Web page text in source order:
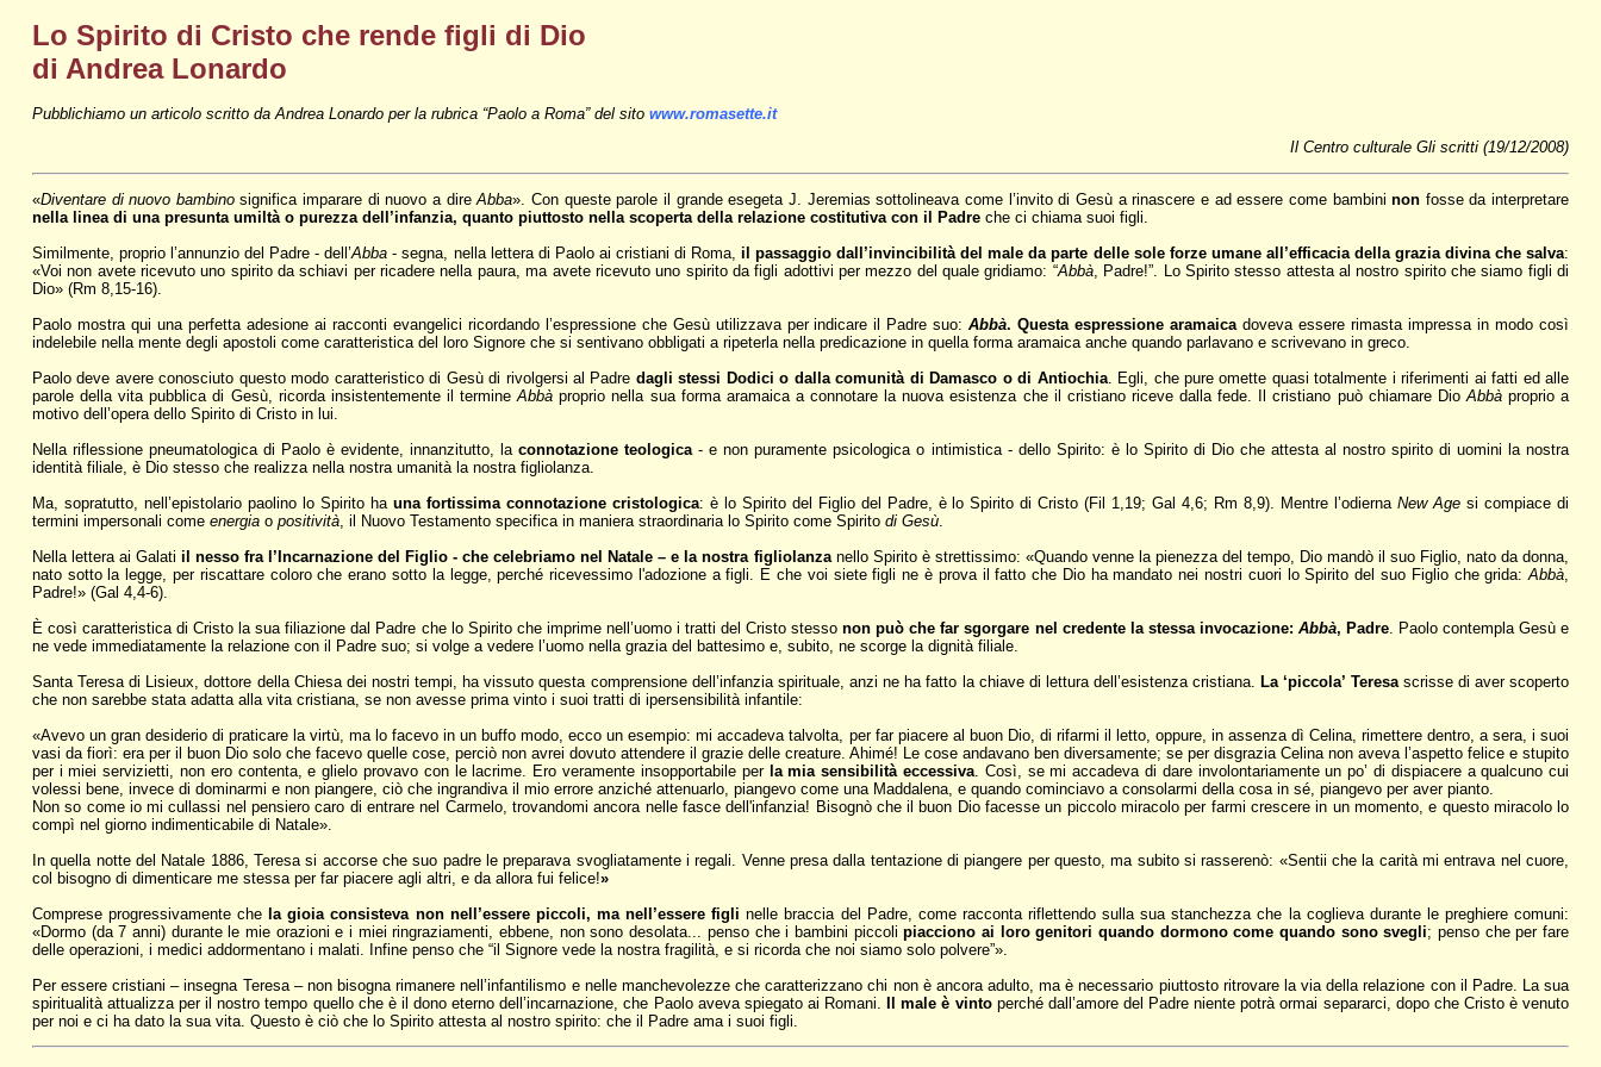
Lo Spirito di Cristo che rende figli di Dio
di Andrea Lonardo
Pubblichiamo un articolo scritto da Andrea Lonardo per la rubrica “Paolo a Roma” del sito www.romasette.it
Il Centro culturale Gli scritti (19/12/2008)
«Diventare di nuovo bambinosignifica imparare di nuovo a direAbba». Con queste parole il grande esegeta J. Jeremias sottolineava come l’invito di Gesù a rinascere e ad essere come bambininon fosse da interpretare
nella linea di una presunta umiltà o purezza dell’infanzia, quanto piuttosto nella scoperta della relazione costitutiva con il Padreche ci chiama suoi figli.
Similmente, proprio l’annunzio del Padre - dell’Abba - segna, nella lettera di Paolo ai cristiani di Roma,il passaggio dall’invincibilità del male da parte delle sole forze umane all’efficacia della grazia divina che salva:
«Voi non avete ricevuto uno spirito da schiavi per ricadere nella paura, ma avete ricevuto uno spirito da figli adottivi per mezzo del quale gridiamo: “Abbà, Padre!”. Lo Spirito stesso attesta al nostro spirito che siamo figli di
Dio» (Rm 8,15-16).
Paolo mostra qui una perfetta adesione ai racconti evangelici ricordando l’espressione che Gesù utilizzava per indicare il Padre suo:Abbà. Questa espressione aramaicadoveva essere rimasta impressa in modo così
indelebile nella mente degli apostoli come caratteristica del loro Signore che si sentivano obbligati a ripeterla nella predicazione in quella forma aramaica anche quando parlavano e scrivevano in greco.
Paolo deve avere conosciuto questo modo caratteristico di Gesù di rivolgersi al Padre dagli stessi Dodici o dalla comunità di Damasco o di Antiochia. Egli, che pure omette quasi totalmente i riferimenti ai fatti ed alle
parole della vita pubblica di Gesù, ricorda insistentemente il termineAbbà proprio nella sua forma aramaica a connotare la nuova esistenza che il cristiano riceve dalla fede. Il cristiano può chiamare DioAbbàproprio a
motivo dell’opera dello Spirito di Cristo in lui.
Nella riflessione pneumatologica di Paolo è evidente, innanzitutto, laconnotazione teologica- e non puramente psicologica o intimistica - dello Spirito: è lo Spirito di Dio che attesta al nostro spirito di uomini la nostra
identità filiale, è Dio stesso che realizza nella nostra umanità la nostra figliolanza.
Ma, sopratutto, nell’epistolario paolino lo Spirito ha una fortissima connotazione cristologica: è lo Spirito del Figlio del Padre, è lo Spirito di Cristo (Fil 1,19; Gal 4,6; Rm 8,9). Mentre l’odiernaNew Age si compiace di
termini impersonali come energiao positività, il Nuovo Testamento specifica in maniera straordinaria lo Spirito come Spirito di Gesù.
Nella lettera ai Galatiil nesso fra l’Incarnazione del Figlio - che celebriamo nel Natale – e la nostra figliolanzanello Spirito è strettissimo: «Quando venne la pienezza del tempo, Dio mandò il suo Figlio, nato da donna,
nato sotto la legge, per riscattare coloro che erano sotto la legge, perché ricevessimo l'adozione a figli. E che voi siete figli ne è prova il fatto che Dio ha mandato nei nostri cuori lo Spirito del suo Figlio che grida:Abbà,
Padre!» (Gal 4,4-6).
È così caratteristica di Cristo la sua filiazione dal Padre che lo Spirito che imprime nell’uomo i tratti del Cristo stessonon può che far sgorgare nel credente la stessa invocazione: Abbà, Padre. Paolo contempla Gesù e
ne vede immediatamente la relazione con il Padre suo; si volge a vedere l’uomo nella grazia del battesimo e, subito, ne scorge la dignità filiale.
Santa Teresa di Lisieux, dottore della Chiesa dei nostri tempi, ha vissuto questa comprensione dell’infanzia spirituale, anzi ne ha fatto la chiave di lettura dell’esistenza cristiana. La ‘piccola’ Teresascrisse di aver scoperto
che non sarebbe stata adatta alla vita cristiana, se non avesse prima vinto i suoi tratti di ipersensibilità infantile:
«Avevo un gran desiderio di praticare la virtù, ma lo facevo in un buffo modo, ecco un esempio: mi accadeva talvolta, per far piacere al buon Dio, di rifarmi il letto, oppure, in assenza dì Celina, rimettere dentro, a sera, i suoi
vasi da fiorì: era per il buon Dio solo che facevo quelle cose, perciò non avrei dovuto attendere il grazie delle creature. Ahimé! Le cose andavano ben diversamente; se per disgrazia Celina non aveva l’aspetto felice e stupito
per i miei servizietti, non ero contenta, e glielo provavo con le lacrime. Ero veramente insopportabile per la mia sensibilità eccessiva. Così, se mi accadeva di dare involontariamente un po’ di dispiacere a qualcuno cui
volessi bene, invece di dominarmi e non piangere, ciò che ingrandiva il mio errore anziché attenuarlo, piangevo come una Maddalena, e quando cominciavo a consolarmi della cosa in sé, piangevo per aver pianto.
Non so come io mi cullassi nel pensiero caro di entrare nel Carmelo, trovandomi ancora nelle fasce dell'infanzia! Bisognò che il buon Dio facesse un piccolo miracolo per farmi crescere in un momento, e questo miracolo lo
compì nel giorno indimenticabile di Natale».
In quella notte del Natale 1886, Teresa si accorse che suo padre le preparava svogliatamente i regali. Venne presa dalla tentazione di piangere per questo, ma subito si rasserenò: «Sentii che la carità mi entrava nel cuore,
col bisogno di dimenticare me stessa per far piacere agli altri, e da allora fui felice!»
Comprese progressivamente che la gioia consisteva non nell’essere piccoli, ma nell’essere figli nelle braccia del Padre, come racconta riflettendo sulla sua stanchezza che la coglieva durante le preghiere comuni:
«Dormo (da 7 anni) durante le mie orazioni e i miei ringraziamenti, ebbene, non sono desolata... penso che i bambini piccolipiacciono ai loro genitori quando dormono come quando sono svegli; penso che per fare
delle operazioni, i medici addormentano i malati. Infine penso che “il Signore vede la nostra fragilità, e si ricorda che noi siamo solo polvere”».
Per essere cristiani – insegna Teresa – non bisogna rimanere nell’infantilismo e nelle manchevolezze che caratterizzano chi non è ancora adulto, ma è necessario piuttosto ritrovare la via della relazione con il Padre. La sua
spiritualità attualizza per il nostro tempo quello che è il dono eterno dell’incarnazione, che Paolo aveva spiegato ai Romani.
Il male è vintoperché dall’amore del Padre niente potrà ormai separarci, dopo che Cristo è venuto
per noi e ci ha dato la sua vita. Questo è ciò che lo Spirito attesta al nostro spirito: che il Padre ama i suoi figli.